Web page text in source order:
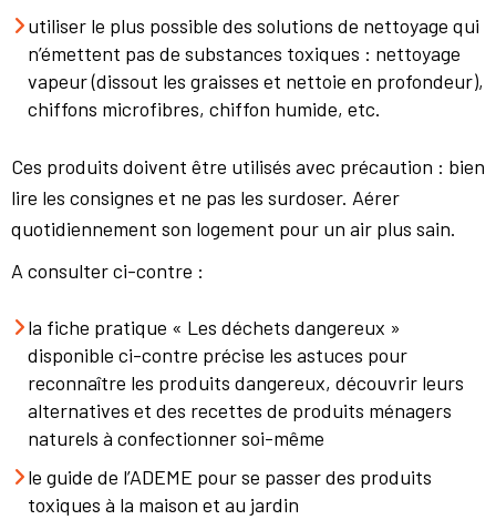
utiliser le plus possible des solutions de nettoyage qui
n’émettent pas de substances toxiques : nettoyage
vapeur (dissout les graisses et nettoie en profondeur),
chiffons microfibres, chiffon humide, etc.
Ces produits doivent être utilisés avec précaution : bien
lire les consignes et ne pas les surdoser. Aérer
quotidiennement son logement pour un air plus sain.
A consulter ci-contre :
la fiche pratique « Les déchets dangereux »
disponible ci-contre précise les astuces pour
reconnaître les produits dangereux, découvrir leurs
alternatives et des recettes de produits ménagers
naturels à confectionner soi-même
le guide de l’ADEME pour se passer des produits
toxiques à la maison et au jardin